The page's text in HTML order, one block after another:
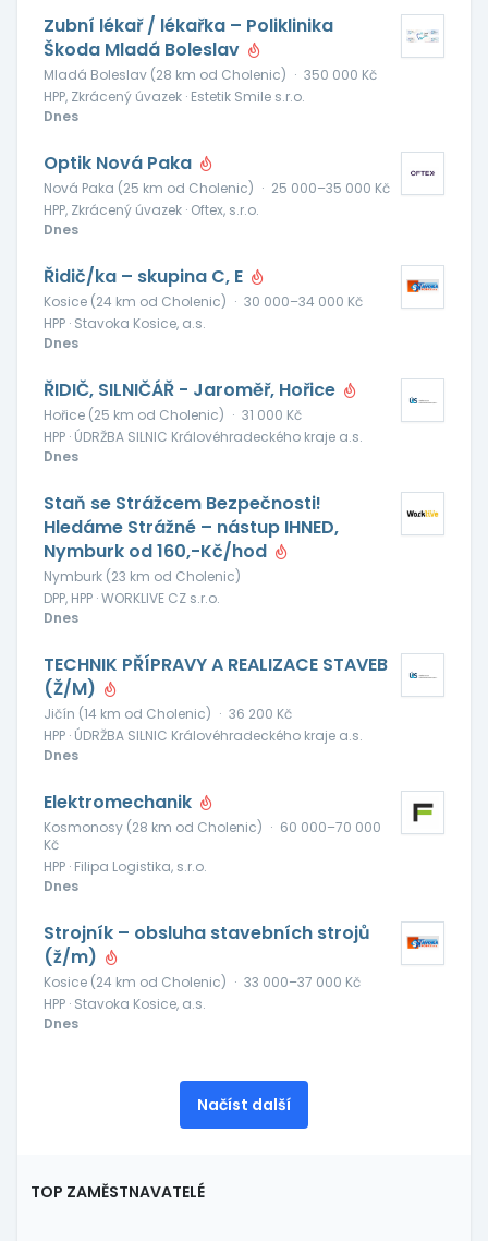
Zubní lékař / lékařka – Poliklinika
Škoda Mladá Boleslav
Mladá Boleslav (28 km od Cholenic) · 350 000 Kč
HPP, Zkrácený úvazek · Estetik Smile s.r.o.
Dnes
Optik Nová Paka
Nová Paka (25 km od Cholenic) · 25 000–35 000 Kč
HPP, Zkrácený úvazek · Oftex, s.r.o.
Dnes
Řidič/ka – skupina C, E
Kosice (24 km od Cholenic) · 30 000–34 000 Kč
HPP · Stavoka Kosice, a.s.
Dnes
ŘIDIČ, SILNIČÁŘ - Jaroměř, Hořice
Hořice (25 km od Cholenic) · 31 000 Kč
HPP · ÚDRŽBA SILNIC Královéhradeckého kraje a.s.
Dnes
Staň se Strážcem Bezpečnosti!
Hledáme Strážné – nástup IHNED,
Nymburk od 160,-Kč/hod
Nymburk (23 km od Cholenic)
DPP, HPP · WORKLIVE CZ s.r.o.
Dnes
TECHNIK PŘÍPRAVY A REALIZACE STAVEB
(Ž/M)
Jičín (14 km od Cholenic) · 36 200 Kč
HPP · ÚDRŽBA SILNIC Královéhradeckého kraje a.s.
Dnes
Elektromechanik
Kosmonosy (28 km od Cholenic) · 60 000–70 000
Kč
HPP · Filipa Logistika, s.r.o.
Dnes
Strojník – obsluha stavebních strojů
(ž/m)
Kosice (24 km od Cholenic) · 33 000–37 000 Kč
HPP · Stavoka Kosice, a.s.
Dnes
Načíst další
TOP ZAMĚSTNAVATELÉ